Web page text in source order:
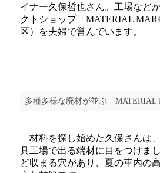
イナー久保哲也さん。工場など
クトショップ「MATERIAL
区）を夫婦で営んでいます。
多種多様な廃材が並ぶ「MATERIAL
材料を探し始めた久保さんは
具工場で出る端材に目をつけま
ど収まる穴があり、夏の車内の